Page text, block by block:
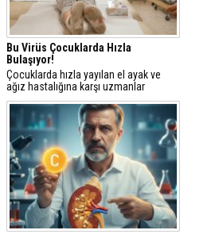
Bu Virüs Çocuklarda Hızla
Bulaşıyor!
Çocuklarda hızla yayılan el ayak ve
ağız hastalığına karşı uzmanlar
uyarıyor! Yüksek bulaşıcılık riski taşıyan
bu viral enfeksiyondan korunmak için
hijyen kuralları ve erken teşhis, ciddi
komplikasyonların önlenmesinde
hayati önem taşıyor.